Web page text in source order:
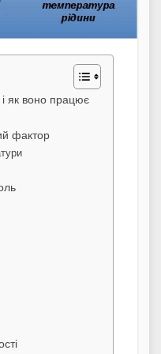
як воно працює
фактор